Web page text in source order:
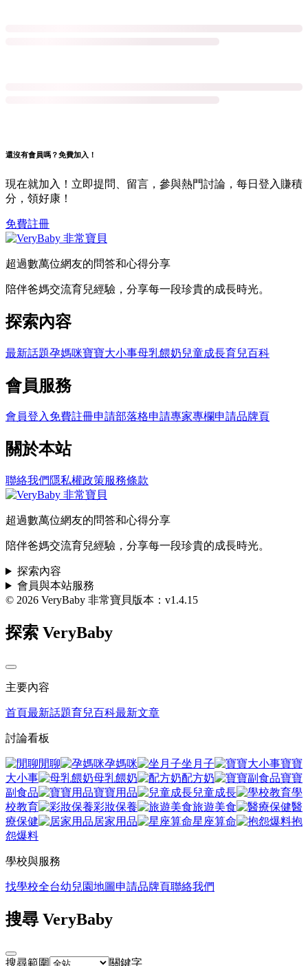
還沒有會員嗎？免費加入！
現在就加入！立即提問、留言，參與熱門討論，每日登入賺積
分，領好康！
免費註冊
超過數萬位網友的問答和心得分享
陪伴爸媽交流育兒經驗，分享每一段珍貴的成長時光。
探索內容
最新話題孕媽咪寶寶大小事母乳餵奶兒童成長育兒百科
會員服務
會員登入免費註冊申請部落格申請專家專欄申請品牌頁
關於本站
聯絡我們 隱私權政策服務條款
超過數萬位網友的問答和心得分享
陪伴爸媽交流育兒經驗，分享每一段珍貴的成長時光。
探索內容
會員與本站服務
© 2026 VeryBaby 非常寶貝版本：v1.4.15
探索 VeryBaby
主要內容
首頁最新話題育兒百科最新文章
討論看板
閒聊 孕媽咪 坐月子
寶寶
大小事
母乳餵奶 配方奶
寶寶
副食品
寶寶用品 兒童成長
學
校教育
彩妝保養 旅遊美食
醫
療保健
居家用品 星座算命
抱
怨爆料
學校與服務
找學校全台幼兒園地圖 申請品牌頁聯絡我們
搜尋 VeryBaby
搜尋範圍 關鍵字